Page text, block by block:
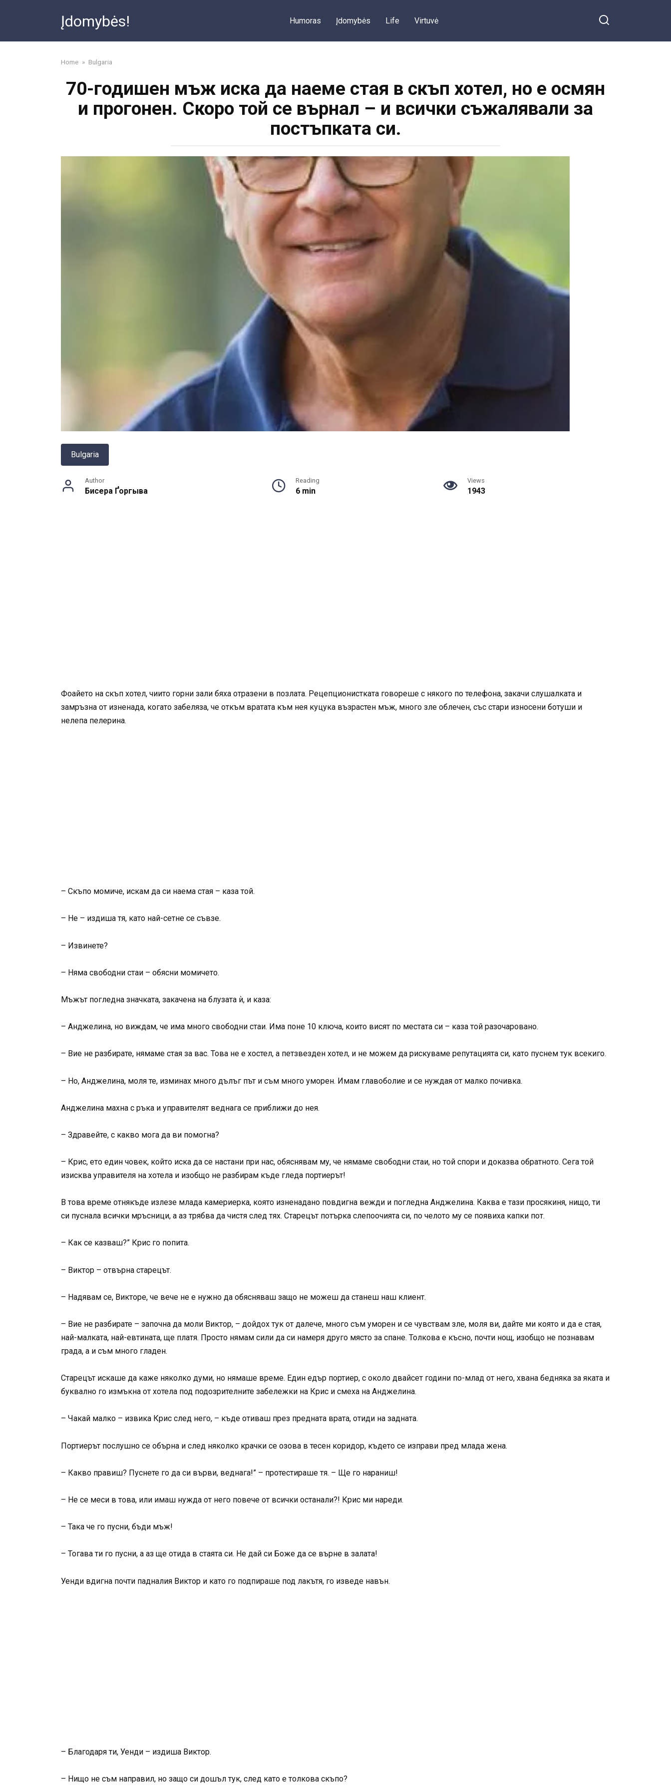
Įdomybės! Humoras Įdomybės Life Virtuvė
Home » Bulgaria
70-годишен мъж иска да наеме стая в скъп хотел, но е осмян
и прогонен. Скоро той се върнал – и всички съжалявали за
постъпката си.
Bulgaria
Author
Бисера Ґоргыва
Reading
6 min
Views
1943
Фоайето на скъп хотел, чиито горни зали бяха отразени в позлата. Рецепционистката говореше с някого по телефона, закачи слушалката и
замръзна от изненада, когато забеляза, че откъм вратата към нея куцука възрастен мъж, много зле облечен, със стари износени ботуши и
нелепа пелерина.
– Скъпо момиче, искам да си наема стая – каза той.
– Не – издиша тя, като най-сетне се съвзе.
– Извинете?
– Няма свободни стаи – обясни момичето.
Мъжът погледна значката, закачена на блузата ѝ, и каза:
– Анджелина, но виждам, че има много свободни стаи. Има поне 10 ключа, които висят по местата си – каза той разочаровано.
– Вие не разбирате, нямаме стая за вас. Това не е хостел, а петзвезден хотел, и не можем да рискуваме репутацията си, като пуснем тук всекиго.
– Но, Анджелина, моля те, изминах много дълъг път и съм много уморен. Имам главоболие и се нуждая от малко почивка.
Анджелина махна с ръка и управителят веднага се приближи до нея.
– Здравейте, с какво мога да ви помогна?
– Крис, ето един човек, който иска да се настани при нас, обяснявам му, че нямаме свободни стаи, но той спори и доказва обратното. Сега той
изисква управителя на хотела и изобщо не разбирам къде гледа портиерът!
В това време отнякъде излезе млада камериерка, която изненадано повдигна вежди и погледна Анджелина. Каква е тази просякиня, нищо, ти
си пуснала всички мръсници, а аз трябва да чистя след тях. Старецът потърка слепоочията си, по челото му се появиха капки пот.
– Как се казваш?” Крис го попита.
– Виктор – отвърна старецът.
– Надявам се, Викторе, че вече не е нужно да обясняваш защо не можеш да станеш наш клиент.
– Вие не разбирате – започна да моли Виктор, – дойдох тук от далече, много съм уморен и се чувствам зле, моля ви, дайте ми която и да е стая,
най-малката, най-евтината, ще платя. Просто нямам сили да си намеря друго място за спане. Толкова е късно, почти нощ, изобщо не познавам
града, а и съм много гладен.
Старецът искаше да каже няколко думи, но нямаше време. Един едър портиер, с около двайсет години по-млад от него, хвана бедняка за яката и
буквално го измъкна от хотела под подозрителните забележки на Крис и смеха на Анджелина.
– Чакай малко – извика Крис след него, – къде отиваш през предната врата, отиди на задната.
Портиерът послушно се обърна и след няколко крачки се озова в тесен коридор, където се изправи пред млада жена.
– Какво правиш? Пуснете го да си върви, веднага!” – протестираше тя. – Ще го нараниш!
– Не се меси в това, или имаш нужда от него повече от всички останали?! Крис ми нареди.
– Така че го пусни, бъди мъж!
– Тогава ти го пусни, а аз ще отида в стаята си. Не дай си Боже да се върне в залата!
Уенди вдигна почти падналия Виктор и като го подпираше под лакътя, го изведе навън.
– Благодаря ти, Уенди – издиша Виктор.
– Нищо не съм направил, но защо си дошъл тук, след като е толкова скъпо?